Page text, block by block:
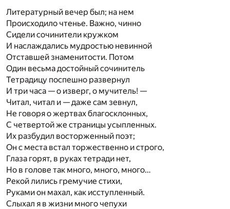
Литературный вечер был; на нем
Происходило чтенье. Важно, чинно
Сидели сочинители кружком
И наслаждались мудростью невинной
Отставшей знаменитости. Потом
Один весьма достойный сочинитель
Тетрадицу поспешно развернул
И три часа — о изверг, о мучитель! —
Читал, читал и — даже сам зевнул,
Не говоря о жертвах благосклонных,
С четвертой же страницы усыпленных.
Их разбудил восторженный поэт;
Он с места встал торжественно и строго,
Глаза горят, в руках тетради нет,
Но в голове так много, много, много…
Рекой лились гремучие стихи,
Руками он махал, как исступленный.
Слыхал я в жизни много чепухи